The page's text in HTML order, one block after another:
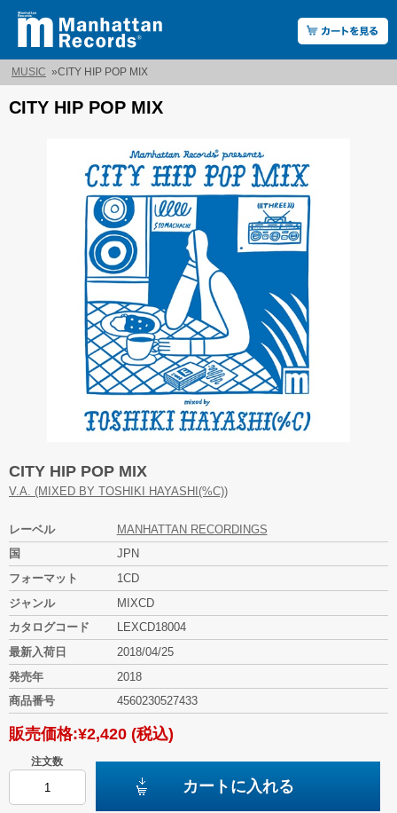
MUSIC »CITY HIP POP MIX
CITY HIP POP MIX
CITY HIP POP MIX
V.A. (MIXED BY TOSHIKI HAYASHI(%C))
レーベル
MANHATTAN RECORDINGS
国
JPN
フォーマット
1CD
ジャンル
MIXCD
カタログコード
LEXCD18004
最新入荷日
2018/04/25
発売年
2018
商品番号
4560230527433
販売価格:¥2,420 (税込)
注文数
カートに入れる